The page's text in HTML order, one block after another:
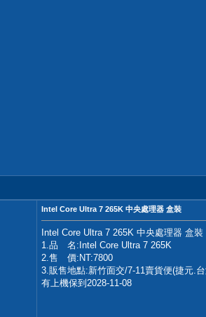
Intel Core Ultra 7 265K 中央處理器 盒裝
Intel Core Ultra 7 265K 中央處理器 盒裝
1.品 名:Intel Core Ultra 7 265K
2.售 價:NT:7800
3.販售地點:新竹面交/7-11賣貨便(捷元.
有上機保到2028-11-08